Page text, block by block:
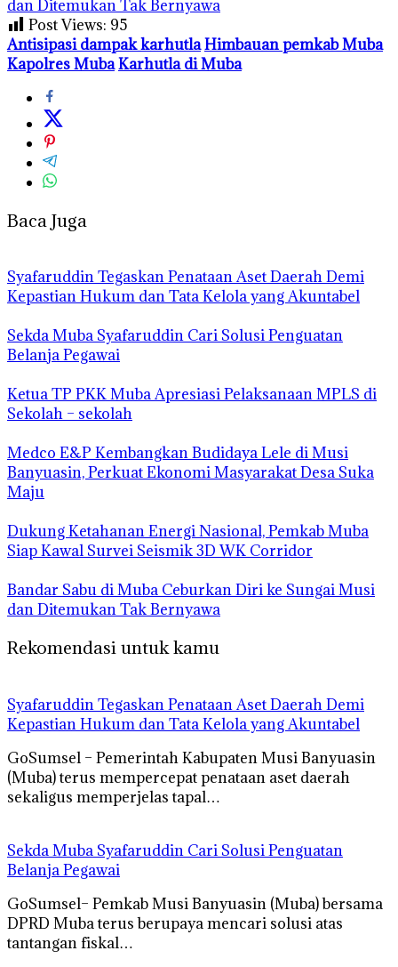
dan Ditemukan Tak Bernyawa
Post Views: 95
Antisipasi dampak karhutlaHimbauan pemkab Muba
Kapolres MubaKarhutla di Muba
Baca Juga
Syafaruddin Tegaskan Penataan Aset Daerah Demi
Kepastian Hukum dan Tata Kelola yang Akuntabel
Sekda Muba Syafaruddin Cari Solusi Penguatan
Belanja Pegawai
Ketua TP PKK Muba Apresiasi Pelaksanaan MPLS di
Sekolah – sekolah
Medco E&P Kembangkan Budidaya Lele di Musi
Banyuasin, Perkuat Ekonomi Masyarakat Desa Suka
Maju
Dukung Ketahanan Energi Nasional, Pemkab Muba
Siap Kawal Survei Seismik 3D WK Corridor
Bandar Sabu di Muba Ceburkan Diri ke Sungai Musi
dan Ditemukan Tak Bernyawa
Rekomendasi untuk kamu
Syafaruddin Tegaskan Penataan Aset Daerah Demi
Kepastian Hukum dan Tata Kelola yang Akuntabel
GoSumsel – Pemerintah Kabupaten Musi Banyuasin
(Muba) terus mempercepat penataan aset daerah
sekaligus memperjelas tapal…
Sekda Muba Syafaruddin Cari Solusi Penguatan
Belanja Pegawai
GoSumsel– Pemkab Musi Banyuasin (Muba) bersama
DPRD Muba terus berupaya mencari solusi atas
tantangan fiskal…